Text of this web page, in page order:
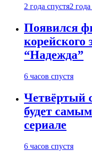
2 года спустя2
Появился
корейского
“Надежда”
6 часов спустя
Четвёртый
будет
сериале
6 часов спустя